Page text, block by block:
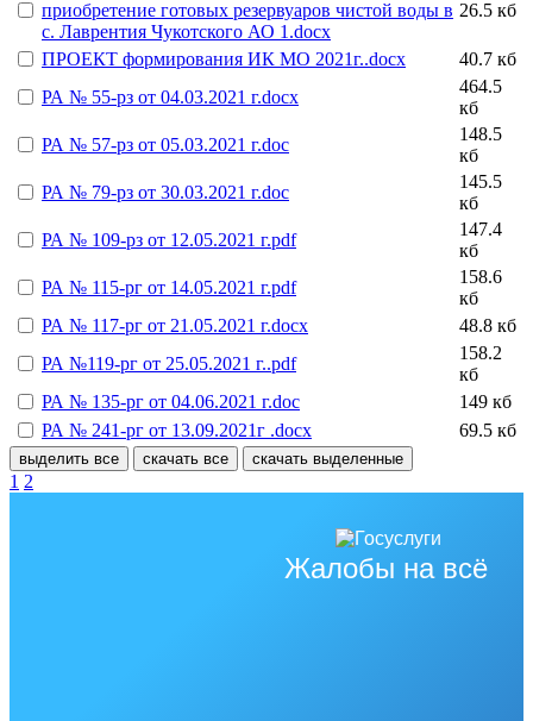
приобретение готовых резервуаров чистой воды в
с. Лаврентия Чукотского АО 1.docx
26.5 кб
ПРОЕКТ формирования ИК МО 2021г..docx
40.7 кб
РА № 55-рз от 04.03.2021 г.docx
464.5
кб
РА № 57-рз от 05.03.2021 г.doc
148.5
кб
РА № 79-рз от 30.03.2021 г.doc
145.5
кб
РА № 109-рз от 12.05.2021 г.pdf
147.4
кб
РА № 115-рг от 14.05.2021 г.pdf
158.6
кб
РА № 117-рг от 21.05.2021 г.docx
48.8 кб
РА №119-рг от 25.05.2021 г..pdf
158.2
кб
РА № 135-рг от 04.06.2021 г.doc
149 кб
РА № 241-рг от 13.09.2021г .docx
69.5 кб
выделить все скачать все скачать выделенные
1 2
Жалобы на всё